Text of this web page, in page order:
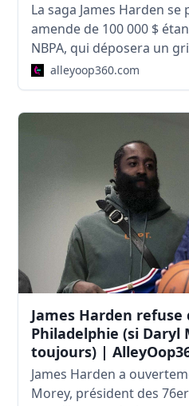
La saga James Harden
amende de 100 000 $
NBPA, qui déposera un
alleyoop360.com
James Harden
Philadelphie (si Daryl
toujours) |
James Harden a
Morey, président des